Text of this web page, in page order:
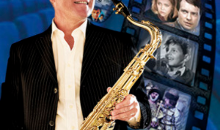
музыки, воплощенная в виртуозном исполнении.
Душа этого вечера – фортепиано, которое
подарит нежнейший узор мелодий, рассказывая
истории любви, радости и меланхолии. Его тонкое
звучание будет дополняться завораживающими
переливами флейты и саксофона. Бит
латиноамериканской ночи задаст ритм бас-гитара
и ударные.
В программе концерта вас ждут бессмертные
хиты, которые покорили весь мир. Легендарная
Girl from Ipanema перенесет вас на залитые